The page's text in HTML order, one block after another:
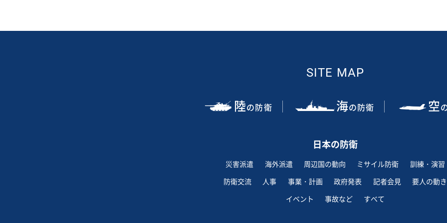
SITE MAP
陸の防衛 海の防衛 空
日本の防衛
災害派遣 海外派遣 周辺国の動向 ミサイル防衛
訓練・演習
防衛交流
人事 事業・計画 政府発表 記者会見
要人の動き
イベント
事故など すべて